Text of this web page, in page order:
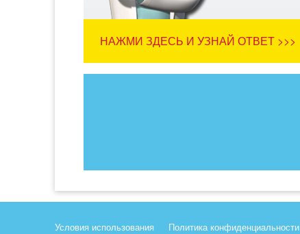
НАЖМИ ЗДЕСЬ И УЗНАЙ ОТВЕТ >>>
Условия использования Политика конфиденциальности